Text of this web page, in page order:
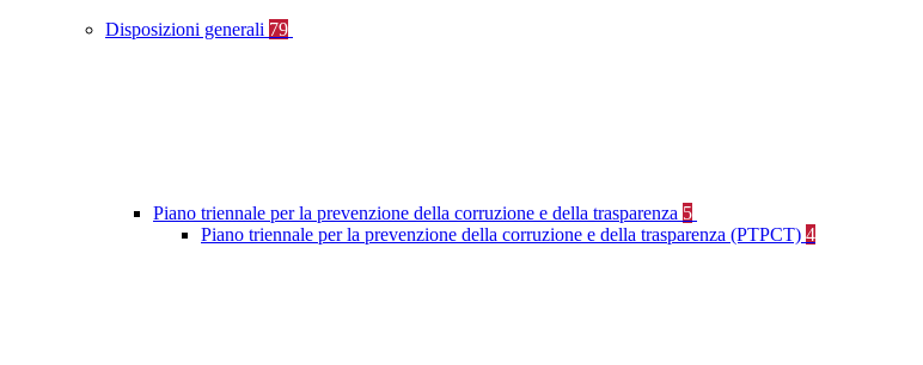
Disposizioni generali 79
Piano triennale per la prevenzione della corruzione e della trasparenza 5
Piano triennale per la prevenzione della corruzione e della trasparenza (PTPCT) 4